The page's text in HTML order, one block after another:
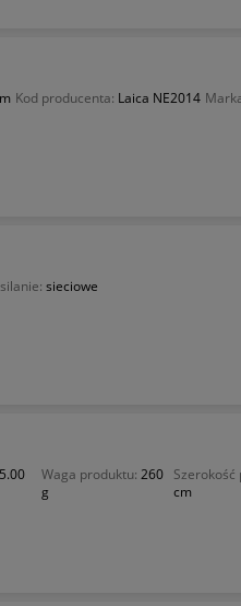
Kod producenta: Laica NE2014
sieciowe
5.00
Waga produktu: 260
g
Szerokość
cm